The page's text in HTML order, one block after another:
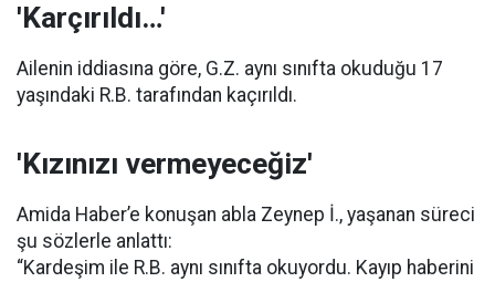
'Karçırıldı…'
Ailenin iddiasına göre, G.Z. aynı sınıfta okuduğu 17
yaşındaki R.B. tarafından kaçırıldı.
'Kızınızı vermeyeceğiz'
Amida Haber’e konuşan abla Zeynep İ., yaşanan süreci
şu sözlerle anlattı:
“Kardeşim ile R.B. aynı sınıfta okuyordu. Kayıp haberini